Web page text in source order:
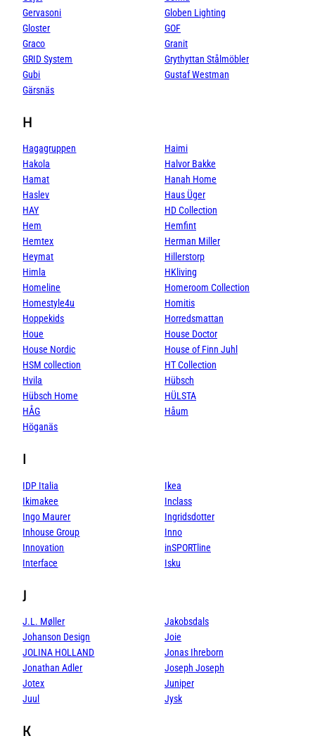
Gervasoni
Globen Lighting
Gloster
GOF
Graco
Granit
GRID System
Grythyttan Stålmöbler
Gubi
Gustaf Westman
Gärsnäs
H
Hagagruppen
Haimi
Hakola
Halvor Bakke
Hamat
Hanah Home
Haslev
Haus Üger
HAY
HD Collection
Hem
Hemfint
Hemtex
Herman Miller
Heymat
Hillerstorp
Himla
HKliving
Homeline
Homeroom Collection
Homestyle4u
Homitis
Hoppekids
Horredsmattan
Houe
House Doctor
House Nordic
House of Finn Juhl
HSM collection
HT Collection
Hvila
Hübsch
Hübsch Home
HÜLSTA
HÅG
Håum
Höganäs
I
IDP Italia
Ikea
Ikimakee
Inclass
Ingo Maurer
Ingridsdotter
Inhouse Group
Inno
Innovation
inSPORTline
Interface
Isku
J
J.L. Møller
Jakobsdals
Johanson Design
Joie
JOLINA HOLLAND
Jonas Ihreborn
Jonathan Adler
Joseph Joseph
Jotex
Juniper
Juul
Jysk
K